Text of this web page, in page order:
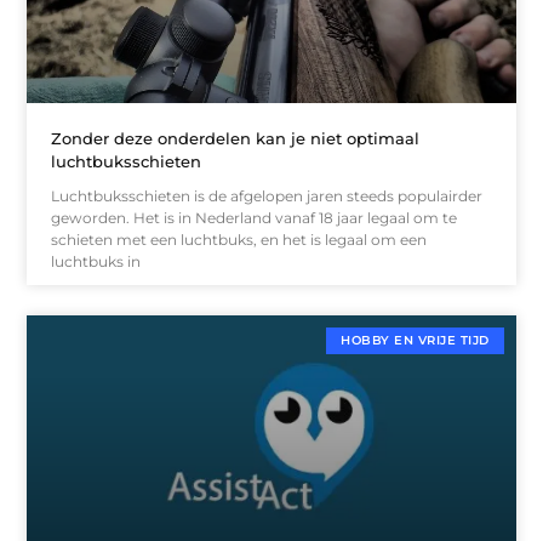
Zonder deze onderdelen kan je niet optimaal
luchtbuksschieten
Luchtbuksschieten is de afgelopen jaren steeds populairder
geworden. Het is in Nederland vanaf 18 jaar legaal om te
schieten met een luchtbuks, en het is legaal om een
luchtbuks in
HOBBY EN VRIJE TIJD